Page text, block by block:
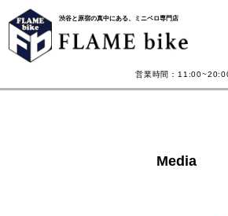
渋谷と原宿の真中にある、ミニベロ専門店
営業時間：
Media